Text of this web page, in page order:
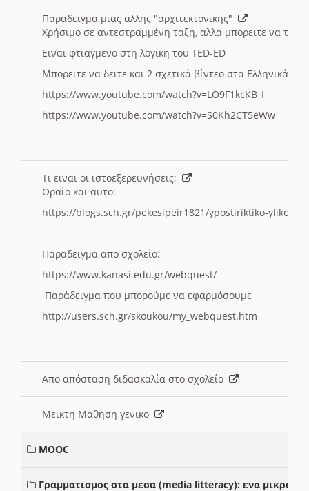
Παραδειγμα μιας αλλης "αρχιτεκτονικης"
Χρήσιμο σε αντεστραμμένη ταξη, αλλα μπορειτε να το
Ειναι φτιαγμενο στη λογικη του TED-ED
Μπορειτε να δειτε και 2 σχετικά βίντεο στα Ελληνικά:
https://www.youtube.com/watch?v=LO9F1kcKB_I
https://www.youtube.com/watch?v=S0Kh2CT5eWw
Τι ειναι οι ιστοεξερευνήσεις;
Ωραίο και αυτο:
https://blogs.sch.gr/pekesipeir1821/ypostiriktiko-yliko/
Παραδειγμα απο σχολείο:
https://www.kanasi.edu.gr/webquest/
Παράδειγμα που μπορούμε να εφαρμόσουμε
http://users.sch.gr/skoukou/my_webquest.htm
Απο απόσταση διδασκαλία στο σχολείο
Μεικτη Μαθηση γενικο
MOOC
Γραμματισμος στα μεσα (media litteracy): ενα μικρο